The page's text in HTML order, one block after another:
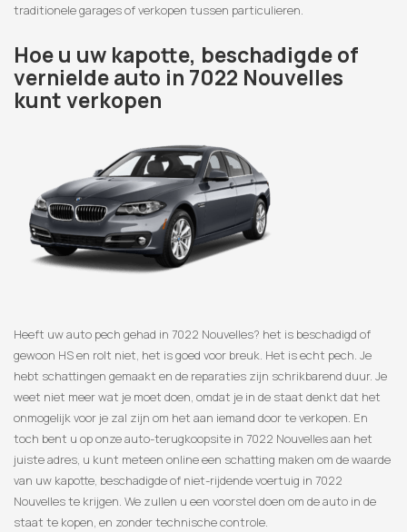
traditionele garages of verkopen tussen particulieren.
Hoe u uw kapotte, beschadigde of
vernielde auto in 7022 Nouvelles
kunt verkopen
Heeft uw auto pech gehad in 7022 Nouvelles? het is beschadigd of
gewoon HS en rolt niet, het is goed voor breuk. Het is echt pech. Je
hebt schattingen gemaakt en de reparaties zijn schrikbarend duur. Je
weet niet meer wat je moet doen, omdat je in de staat denkt dat het
onmogelijk voor je zal zijn om het aan iemand door te verkopen. En
toch bent u op onze auto-terugkoopsite in 7022 Nouvelles aan het
juiste adres, u kunt meteen online een schatting maken om de waarde
van uw kapotte, beschadigde of niet-rijdende voertuig in 7022
Nouvelles te krijgen. We zullen u een voorstel doen om de auto in de
staat te kopen, en zonder technische controle.